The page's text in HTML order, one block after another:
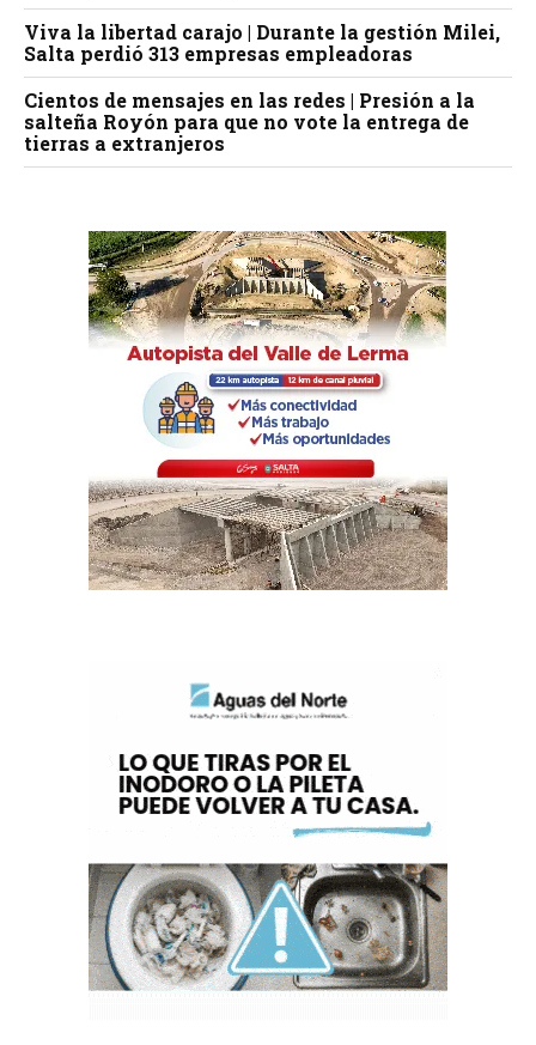
Viva la libertad carajo | Durante la gestión Milei,
Salta perdió 313 empresas empleadoras
Cientos de mensajes en las redes | Presión a la
salteña Royón para que no vote la entrega de
tierras a extranjeros